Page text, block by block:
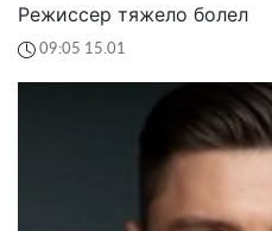
Режиссер тяжело болел
09:05 15.01